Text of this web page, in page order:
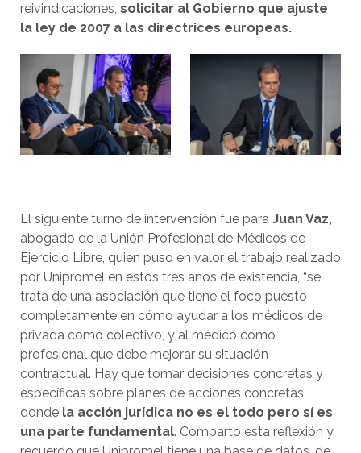
reivindicaciones, solicitar al Gobierno que ajuste
la ley de 2007 a las directrices europeas.
El siguiente turno de intervención fue para Juan Vaz,
abogado de la Unión Profesional de Médicos de
Ejercicio Libre, quien puso en valor el trabajo realizado
por Unipromel en estos tres años de existencia, “se
trata de una asociación que tiene el foco puesto
completamente en cómo ayudar a los médicos de
privada como colectivo, y al médico como
profesional que debe mejorar su situación
contractual. Hay que tomar decisiones concretas y
específicas sobre planes de acciones concretas,
donde la acción jurídica no es el todo pero sí es
una parte fundamental. Comparto esta reflexión y